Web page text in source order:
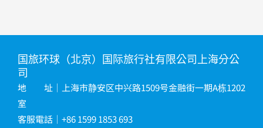
国旅环球（北京）国际旅行社有限公司上海分公
司
地 址｜上海市静安区中兴路1509号金融街一期A栋1202
室
客服電話｜+86 1599 1853 693